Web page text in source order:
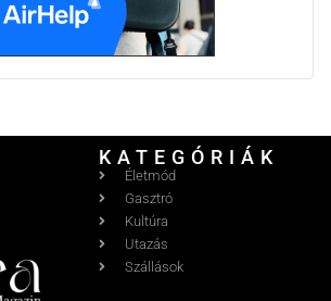
KATEGÓRIÁK
Életmód
Gasztró
Kultúra
Utazás
Szállások